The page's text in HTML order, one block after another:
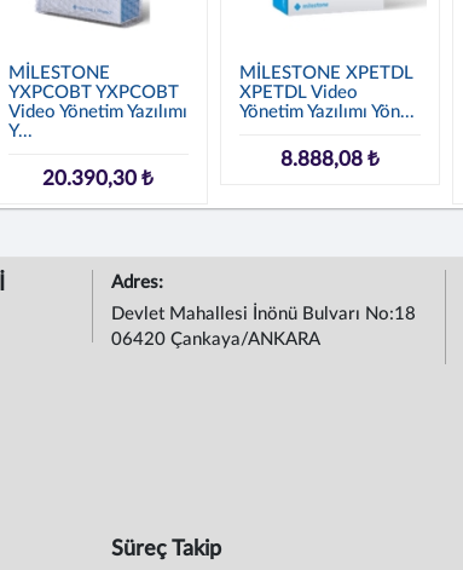
MİLESTONE
YXPCOBT YXPCOBT
Video Yönetim Yazılımı
Y...
20.390,30 ₺
MİLESTONE XPETDL
XPETDL Video
Yönetim Yazılımı Yön...
8.888,08 ₺
Adres:
Devlet Mahallesi İnönü Bulvarı No:18
06420 Çankaya/ANKARA
Süreç Takip